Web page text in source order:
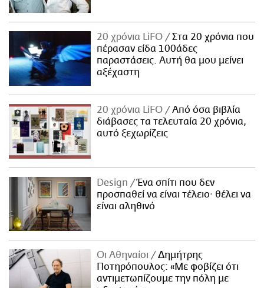
20 χρόνια LiFO
Στα 20 χρόνια που
πέρασαν είδα 100άδες
παραστάσεις. Αυτή θα μου μείνει
αξέχαστη
20 χρόνια LiFO
Από όσα βιβλία
διάβασες τα τελευταία 20 χρόνια,
αυτό ξεχωρίζεις
Design
Ένα σπίτι που δεν
προσπαθεί να είναι τέλειο· θέλει να
είναι αληθινό
Οι Αθηναίοι
Δημήτρης
Ποτηρόπουλος: «Με φοβίζει ότι
αντιμετωπίζουμε την πόλη με